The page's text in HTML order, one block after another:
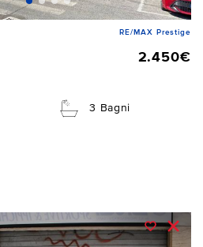
RE/MAX Prestige
2.450€
3 Bagni